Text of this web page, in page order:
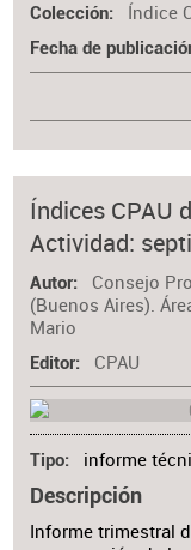
Colección Índice
Fecha de
Índices CPAU
Actividad:
Autor
Consejo
(Buenos Aires).
Mario
Editor CPAU
Tipo informe
Descripción
Informe trimestral